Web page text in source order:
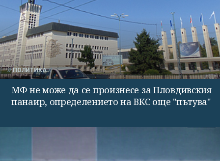
ПОЛИТИКА
МФ не може да се произнесе за Пловдивския
панаир, определението на ВКС още "пътува"